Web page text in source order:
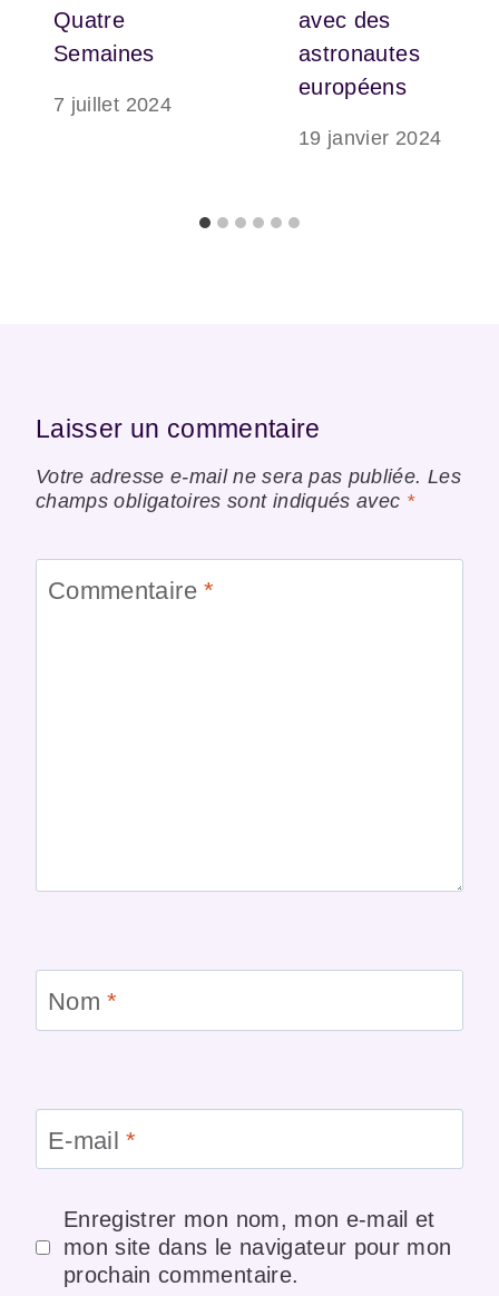
Quatre
Semaines
7 juillet 2024
avec des
astronautes
européens
19 janvier 2024
Laisser un commentaire
Votre adresse e-mail ne sera pas publiée. Les
champs obligatoires sont indiqués avec *
Commentaire*
Nom*
E-mail*
Enregistrer mon nom, mon e-mail et
mon site dans le navigateur pour mon
prochain commentaire.